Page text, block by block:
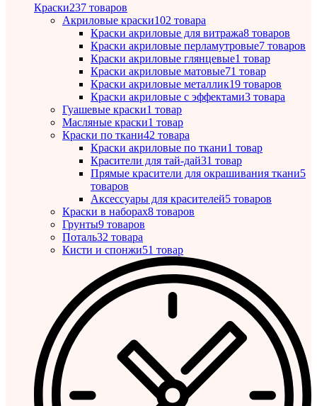
Краски237 товаров
Акриловые краски102 товара
Краски акриловые для витража8 товаров
Краски акриловые перламутровые7 товаров
Краски акриловые глянцевые1 товар
Краски акриловые матовые71 товар
Краски акриловые металлик19 товаров
Краски акриловые с эффектами3 товара
Гуашевые краски1 товар
Масляные краски1 товар
Краски по ткани42 товара
Краски акриловые по ткани1 товар
Красители для тай-дай31 товар
Прямые красители для окрашивания ткани5
товаров
Аксессуары для красителей5 товаров
Краски в наборах8 товаров
Грунты9 товаров
Поталь32 товара
Кисти и спонжи51 товар